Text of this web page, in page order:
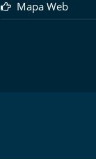
Mapa Web